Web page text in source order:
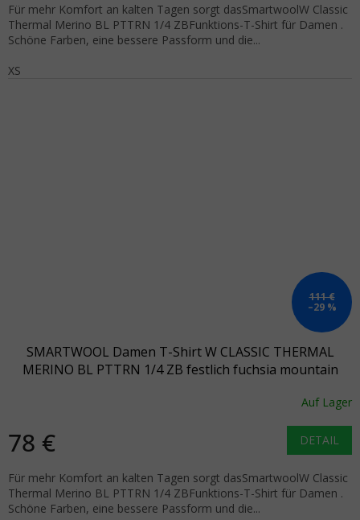
Für mehr Komfort an kalten Tagen sorgt dasSmartwoolW Classic
Thermal Merino BL PTTRN 1/4 ZBFunktions-T-Shirt für Damen .
Schöne Farben, eine bessere Passform und die...
XS
111 €
–29 %
SMARTWOOL Damen T-Shirt W CLASSIC THERMAL
MERINO BL PTTRN 1/4 ZB festlich fuchsia mountain
Auf Lager
78 € DETAIL
Für mehr Komfort an kalten Tagen sorgt dasSmartwoolW Classic
Thermal Merino BL PTTRN 1/4 ZBFunktions-T-Shirt für Damen .
Schöne Farben, eine bessere Passform und die...